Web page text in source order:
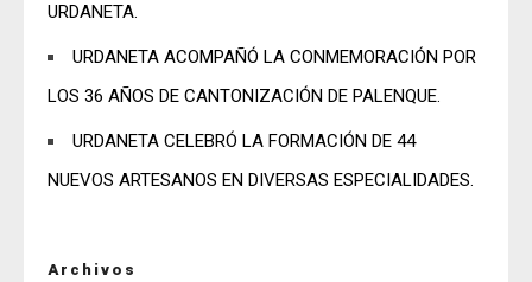
URDANETA.
URDANETA ACOMPAÑÓ LA CONMEMORACIÓN POR
LOS 36 AÑOS DE CANTONIZACIÓN DE PALENQUE.
URDANETA CELEBRÓ LA FORMACIÓN DE 44
NUEVOS ARTESANOS EN DIVERSAS ESPECIALIDADES.
Archivos